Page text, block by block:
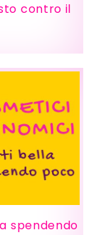
contro il
spendendo